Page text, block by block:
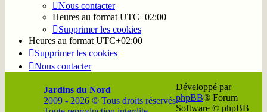
Nous contacter
Heures au format UTC+02:00
Supprimer les cookies
Heures au format UTC+02:00
Supprimer les cookies
Nous contacter
Jardins du Nord
2009 - 2026 © Tous droits réservés
Développé par
phpBB® Forum
Software © phpBB